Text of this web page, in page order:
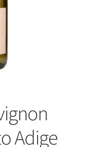
Adige